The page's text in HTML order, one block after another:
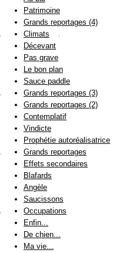
Patrimoine
Grands reportages (4)
Climats
Décevant
Pas grave
Le bon plan
Sauce paddle
Grands reportages (3)
Grands reportages (2)
Contemplatif
Vindicte
Prophétie autoréalisatrice
Grands reportages
Effets secondaires
Blafards
Angèle
Saucissons
Occupations
Enfin...
De chien...
Ma vie...